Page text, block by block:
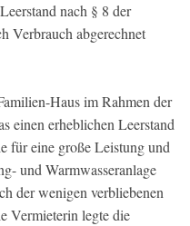
nach § 8 der
Verbrauch abgerechnet
Haus im Rahmen der
einen erheblichen Leerstand
für eine große Leistung und
und Warmwasseranlage
der wenigen verbliebenen
Vermieterin legte die